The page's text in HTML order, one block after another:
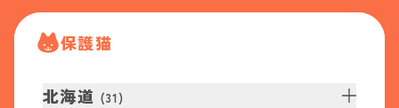
保護猫
北海道 (31 )